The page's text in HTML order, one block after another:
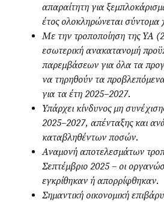
απαραίτητη για
έτος ολοκληρώνεται σύντομα
Με την τροποποίηση της ΥΑ
εσωτερική ανακατανομή
παρεμβάσεων για όλα τα
να τηρηθούν τα
για τα έτη 2025–2027.
Υπάρχει κίνδυνος μη
2025–2027, απένταξης και
καταβληθέντων ποσών.
Αναμονή αποτελεσμάτων
Σεπτέμβριο 2025 – οι
εγκρίθηκαν ή απορρίφθηκαν.
Σημαντική οικονομική